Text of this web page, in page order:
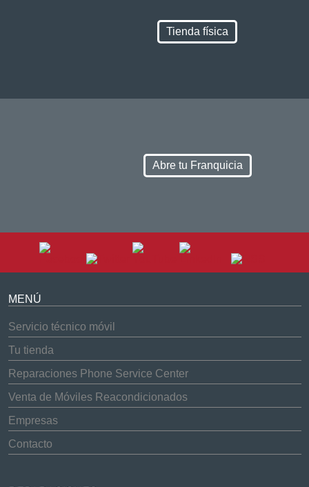
Tienda física
Abre tu Franquicia
MENÚ
Servicio técnico móvil
Tu tienda
Reparaciones Phone Service Center
Venta de Móviles Reacondicionados
Empresas
Contacto